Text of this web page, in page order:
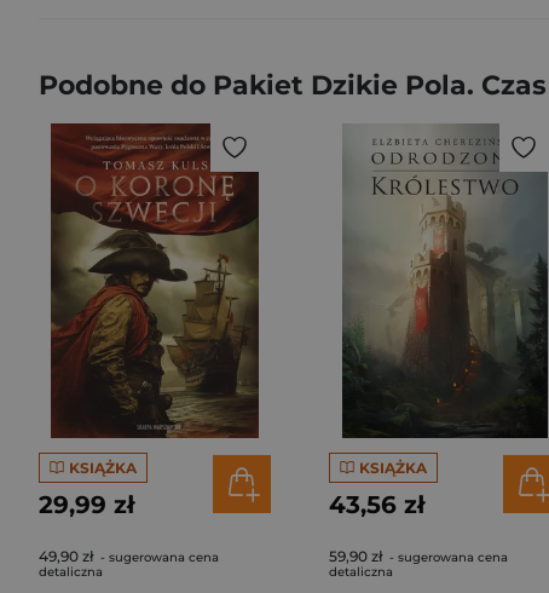
Podobne do Pakiet Dzikie Pola.
KSIĄŻKA
29,99 zł
49,90 zł - sugerowana cena
detaliczna
KSIĄŻKA
43,56 zł
59,90 zł - sugerowana cena
detaliczna